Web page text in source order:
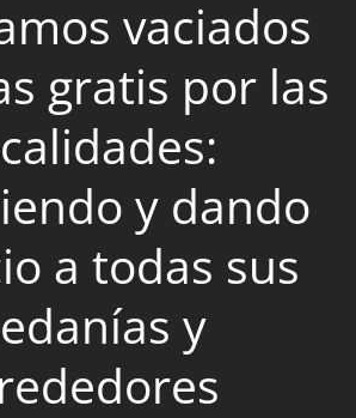
vaciados
gratis por las
y dando
a todas sus
y